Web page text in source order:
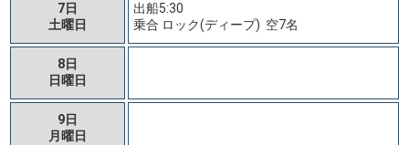
7日
土曜日
出船5:30
乗合 ロック(ディープ) 空7名
8日
日曜日
9日
月曜日